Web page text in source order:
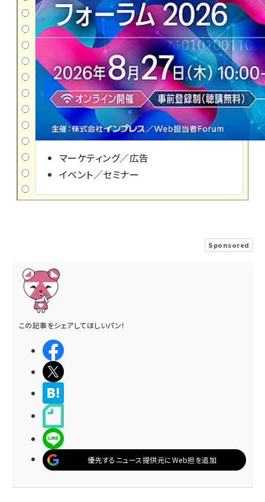
マーケティング／広告
イベント／セミナー
Sponsored
この記事をシェアしてほしいパン！
優先するニュース提供元にWeb担を追加